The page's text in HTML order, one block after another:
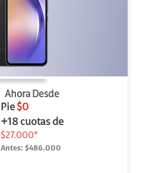
Ahora Desde
Pie $0
+18 cuotas de
$27.000*
Antes: $486.000